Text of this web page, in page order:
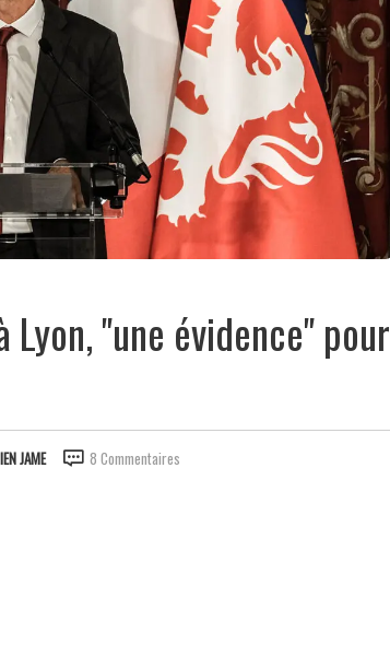
"une évidence" pour
JAME 8 Commentaires